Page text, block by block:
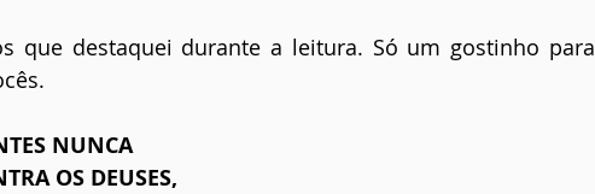
que destaquei durante a leitura. Só um gostinho para
NUNCA
OS DEUSES,